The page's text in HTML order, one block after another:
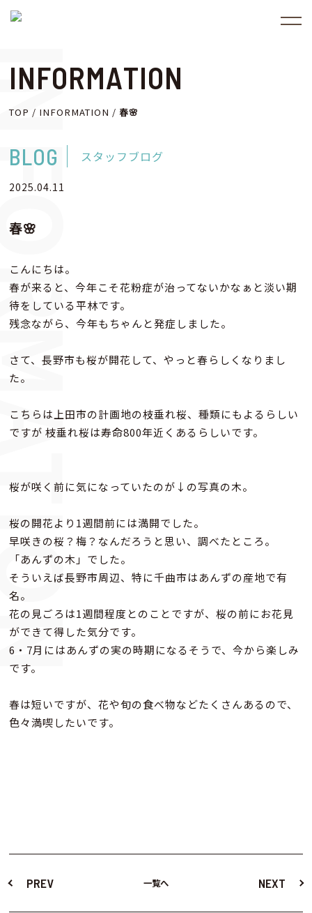
INFORMATION
TOP / INFORMATION /春🌸
BLOG スタッフブログ
2025.04.11
春🌸
こんにちは。
春が来ると、今年こそ花粉症が治ってないかなぁと淡い期
待をしている平林です。
残念ながら、今年もちゃんと発症しました。
さて、長野市も桜が開花して、やっと春らしくなりまし
た。
こちらは上田市の計画地の枝垂れ桜、種類にもよるらしい
ですが 枝垂れ桜は寿命800年近くあるらしいです。
桜が咲く前に気になっていたのが↓の写真の木。
桜の開花より1週間前には満開でした。
早咲きの桜？梅？なんだろうと思い、調べたところ。
「あんずの木」でした。
そういえば長野市周辺、特に千曲市はあんずの産地で有
名。
花の見ごろは1週間程度とのことですが、桜の前にお花見
ができて得した気分です。
6・7月にはあんずの実の時期になるそうで、今から楽しみ
です。
春は短いですが、花や旬の食べ物などたくさんあるので、
色々満喫したいです。
PREV 一覧へ NEXT